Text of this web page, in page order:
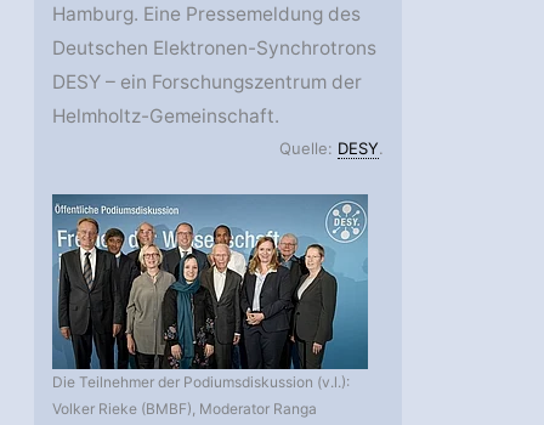
Hamburg. Eine Pressemeldung des
Deutschen Elektronen-Synchrotrons
DESY – ein Forschungszentrum der
Helmholtz-Gemeinschaft.
Quelle: DESY.
Die Teilnehmer der Podiumsdiskussion (v.l.):
Volker Rieke (BMBF), Moderator Ranga